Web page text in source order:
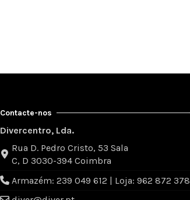
Contacte-nos
Divercentro, Lda.
Rua D. Pedro Cristo, 53 Sala
C, D 3030-394 Coimbra
Armazém: 239 049 612 | Loja: 962 872 378